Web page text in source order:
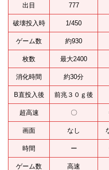
出目 777
破壊投入時 1/450
ゲーム数 約930
枚数 最大2400
消化時間 約30分
B直投入後 前兆３０ｇ後
超高速 〇
画面 なし
時間 ー
ゲーム数 高速